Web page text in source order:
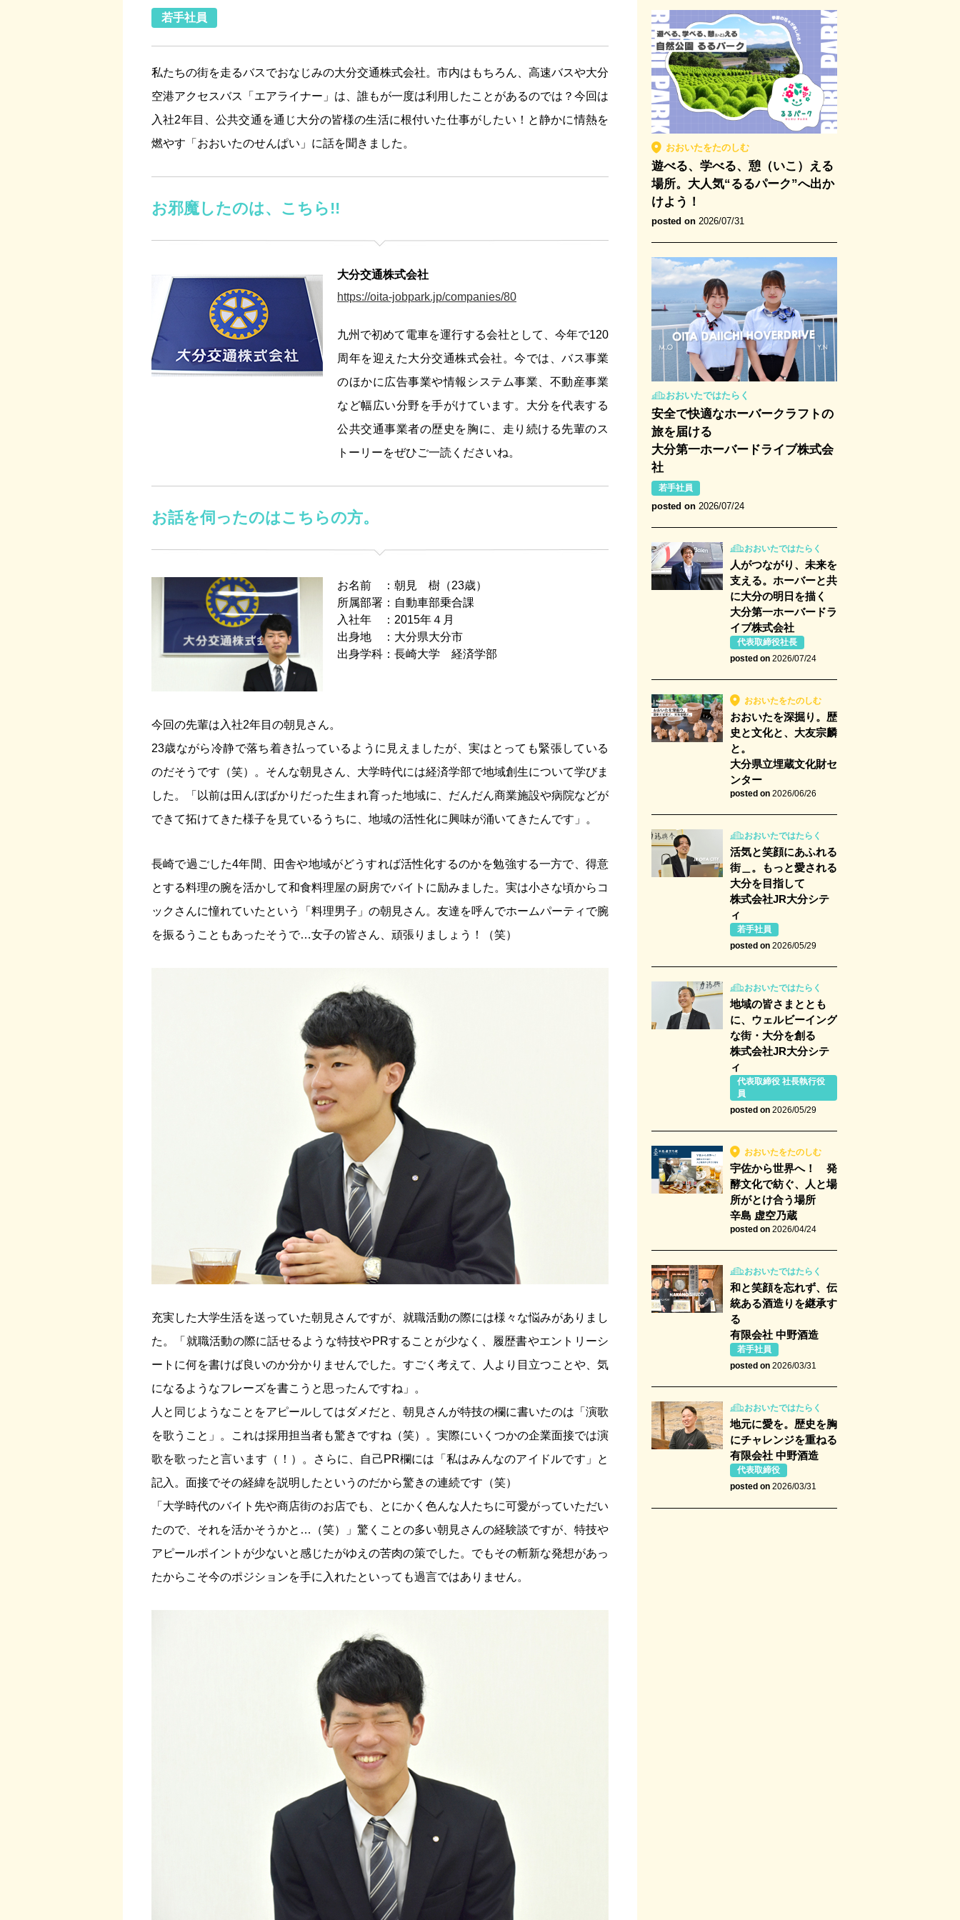
若手社員
私たちの街を走るバスでおなじみの大分交通株式会社。市内はもちろん、高速バスや大分
空港アクセスバス「エアライナー」は、誰もが一度は利用したことがあるのでは？今回は
入社2年目、公共交通を通じ大分の皆様の生活に根付いた仕事がしたい！と静かに情熱を
燃やす「おおいたのせんぱい」に話を聞きました。
お邪魔したのは、こちら!!
大分交通株式会社
https://oita-jobpark.jp/companies/80
九州で初めて電車を運行する会社として、今年で120
周年を迎えた大分交通株式会社。今では、バス事業
のほかに広告事業や情報システム事業、不動産事業
など幅広い分野を手がけています。大分を代表する
公共交通事業者の歴史を胸に、走り続ける先輩のス
トーリーをぜひご一読くださいね。
お話を伺ったのはこちらの方。
お名前
朝見 樹（23歳）
所属部署
自動車部乗合課
入社年
2015年４月
出身地
大分県大分市
出身学科
長崎大学 経済学部
今回の先輩は入社2年目の朝見さん。
23歳ながら冷静で落ち着き払っているように見えましたが、実はとっても緊張している
のだそうです（笑）。そんな朝見さん、大学時代には経済学部で地域創生について学びま
した。「以前は田んぼばかりだった生まれ育った地域に、だんだん商業施設や病院などが
できて拓けてきた様子を見ているうちに、地域の活性化に興味が涌いてきたんです」。
長崎で過ごした4年間、田舎や地域がどうすれば活性化するのかを勉強する一方で、得意
とする料理の腕を活かして和食料理屋の厨房でバイトに励みました。実は小さな頃からコ
ックさんに憧れていたという「料理男子」の朝見さん。友達を呼んでホームパーティで腕
を振るうこともあったそうで…女子の皆さん、頑張りましょう！（笑）
充実した大学生活を送っていた朝見さんですが、就職活動の際には様々な悩みがありまし
た。「就職活動の際に話せるような特技やPRすることが少なく、履歴書やエントリーシ
ートに何を書けば良いのか分かりませんでした。すごく考えて、人より目立つことや、気
になるようなフレーズを書こうと思ったんですね」。
人と同じようなことをアピールしてはダメだと、朝見さんが特技の欄に書いたのは「演歌
を歌うこと」。これは採用担当者も驚きですね（笑）。実際にいくつかの企業面接では演
歌を歌ったと言います（！）。さらに、自己PR欄には「私はみんなのアイドルです」と
記入。面接でその経緯を説明したというのだから驚きの連続です（笑）
「大学時代のバイト先や商店街のお店でも、とにかく色んな人たちに可愛がっていただい
たので、それを活かそうかと…（笑）」驚くことの多い朝見さんの経験談ですが、特技や
アピールポイントが少ないと感じたがゆえの苦肉の策でした。でもその斬新な発想があっ
たからこそ今のポジションを手に入れたといっても過言ではありません。
おおいたをたのしむ
遊べる、学べる、憩（いこ）える
場所。大人気“るるパーク”へ出か
けよう！
posted on 2026/07/31
おおいたではたらく
安全で快適なホーバークラフトの
旅を届ける
大分第一ホーバードライブ株式会
社
若手社員
posted on 2026/07/24
おおいたではたらく
人がつながり、未来を
支える。ホーバーと共
に大分の明日を描く
大分第一ホーバードラ
イブ株式会社
代表取締役社長
posted on 2026/07/24
おおいたをたのしむ
おおいたを深掘り。歴
史と文化と、大友宗麟
と。
大分県立埋蔵文化財セ
ンター
posted on 2026/06/26
おおいたではたらく
活気と笑顔にあふれる
街＿。もっと愛される
大分を目指して
株式会社JR大分シテ
ィ
若手社員
posted on 2026/05/29
おおいたではたらく
地域の皆さまととも
に、ウェルビーイング
な街・大分を創る
株式会社JR大分シテ
ィ
代表取締役 社長執行役
員
posted on 2026/05/29
おおいたをたのしむ
宇佐から世界へ！ 発
酵文化で紡ぐ、人と場
所がとけ合う場所
辛島 虚空乃蔵
posted on 2026/04/24
おおいたではたらく
和と笑顔を忘れず、伝
統ある酒造りを継承す
る
有限会社 中野酒造
若手社員
posted on 2026/03/31
おおいたではたらく
地元に愛を。歴史を胸
にチャレンジを重ねる
有限会社 中野酒造
代表取締役
posted on 2026/03/31